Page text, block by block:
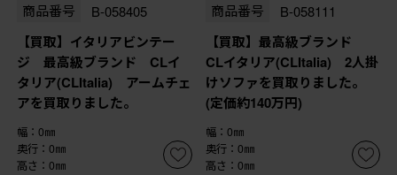
商品番号 B-058405
【買取】イタリアビンテー
ジ 最高級ブランド CLイ
タリア(CLItalia) アームチェ
アを買取りました。
幅：0㎜
奥行：0㎜
高さ：0㎜
商品番号 B-058111
【買取】最高級ブランド
CLイタリア(CLItalia) 2人掛
けソファを買取りました。
(定価約140万円)
幅：0㎜
奥行：0㎜
高さ：0㎜